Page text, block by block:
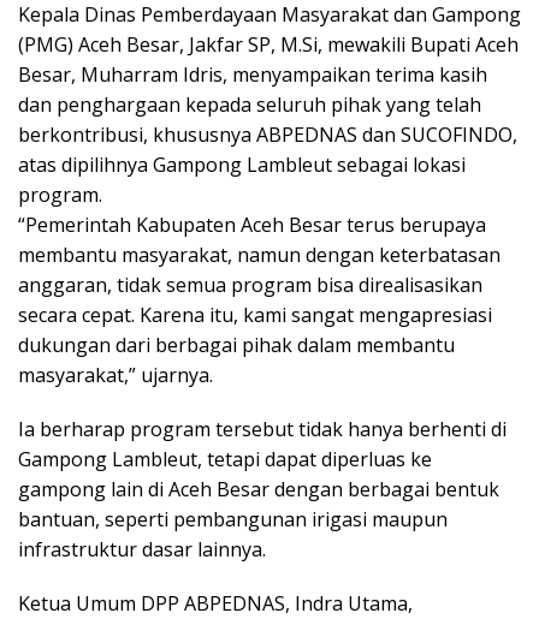
Kepala Dinas Pemberdayaan Masyarakat dan Gampong
(PMG) Aceh Besar, Jakfar SP, M.Si, mewakili Bupati Aceh
Besar, Muharram Idris, menyampaikan terima kasih
dan penghargaan kepada seluruh pihak yang telah
berkontribusi, khususnya ABPEDNAS dan SUCOFINDO,
atas dipilihnya Gampong Lambleut sebagai lokasi
program.
“Pemerintah Kabupaten Aceh Besar terus berupaya
membantu masyarakat, namun dengan keterbatasan
anggaran, tidak semua program bisa direalisasikan
secara cepat. Karena itu, kami sangat mengapresiasi
dukungan dari berbagai pihak dalam membantu
masyarakat,” ujarnya.
Ia berharap program tersebut tidak hanya berhenti di
Gampong Lambleut, tetapi dapat diperluas ke
gampong lain di Aceh Besar dengan berbagai bentuk
bantuan, seperti pembangunan irigasi maupun
infrastruktur dasar lainnya.
Ketua Umum DPP ABPEDNAS, Indra Utama,